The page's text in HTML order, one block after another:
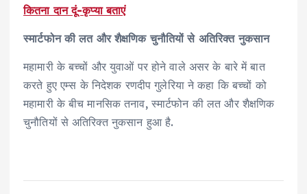
कितना दान दूं-कृप्या बताएं
स्मार्टफोन की लत और शैक्षणिक चुनौतियों से अतिरिक्त नुकसान
महामारी के बच्चों और युवाओं पर होने वाले असर के बारे में बात
करते हुए एम्स के निदेशक रणदीप गुलेरिया ने कहा कि बच्चों को
महामारी के बीच मानसिक तनाव, स्मार्टफोन की लत और शैक्षणिक
चुनौतियों से अतिरिक्त नुकसान हुआ है.